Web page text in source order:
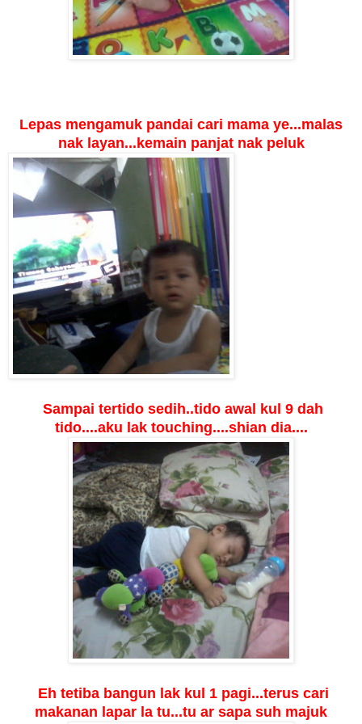
Lepas mengamuk pandai cari mama ye...malas
nak layan...kemain panjat nak peluk
Sampai tertido sedih..tido awal kul 9 dah
tido....aku lak touching....shian dia....
Eh tetiba bangun lak kul 1 pagi...terus cari
makanan lapar la tu...tu ar sapa suh majuk